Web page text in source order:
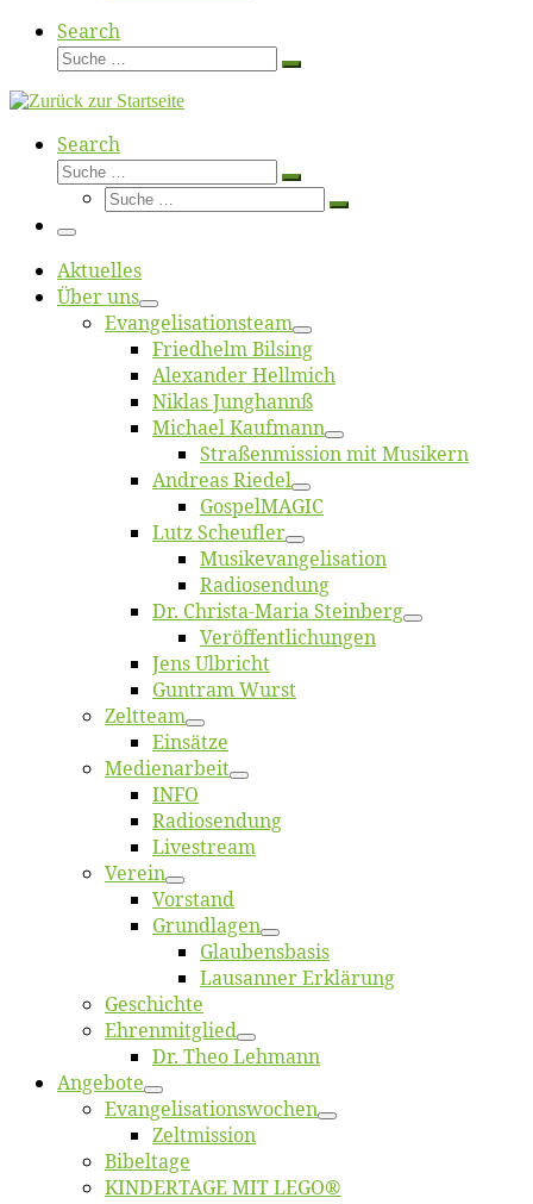
Search
Suche
Suche
Search
Suche
Suche
Suche
Suche
Menü
Ak­tu­el­les
Über uns
Evangelisa­tions­team
Fried­helm Bilsing
Alex­an­der Hellmich
Ni­klas Junghannß
Mi­cha­el Kaufmann
Straßenmis­sion mit Musikern
An­dre­as Riedel
Gos­pel­MA­GIC
Lutz Scheuf­ler
Musikevan­ge­li­sa­tion
Ra­dio­sen­dung
Dr. Chris­­ta-Ma­ria Steinberg
Ver­öf­fent­li­chun­gen
Jens Ulb­richt
Gun­tram Wurst
Zelt­team
Ein­sät­ze
Me­di­en­ar­beit
INFO
Ra­dio­sen­dung
Live­stream
Ver­ein
Vor­stand
Grund­la­gen
Glaubens­ba­sis
Lausan­ner Erklärung
Ge­schich­te
Eh­ren­mit­glied
Dr. Theo Lehmann
An­ge­bo­te
Evangelisa­tions­wo­chen
Zelt­mis­si­on
Bi­bel­ta­ge
KINDERTAGE MIT LEGO®